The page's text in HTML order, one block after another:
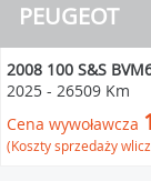
PEUGEOT
2008 100 S&S
2025 - 26509 Km
Cena wywoławcza
(Koszty sprzedaży